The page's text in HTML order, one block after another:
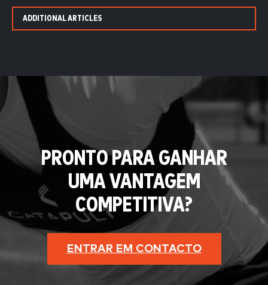
ADDITIONAL ARTICLES
PRONTO PARA GANHAR
UMA VANTAGEM
COMPETITIVA?
ENTRAR EM CONTACTO